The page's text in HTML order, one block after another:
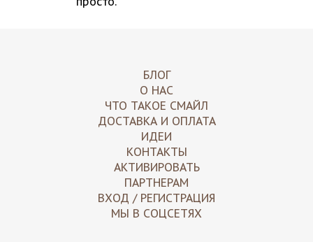
БЛОГ
О НАС
ЧТО ТАКОЕ СМАЙЛ
ДОСТАВКА И ОПЛАТА
ИДЕИ
КОНТАКТЫ
АКТИВИРОВАТЬ
ПАРТНЕРАМ
ВХОД / РЕГИСТРАЦИЯ
МЫ В СОЦСЕТЯХ